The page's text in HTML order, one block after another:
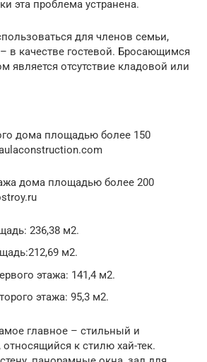
эта проблема устранена.
для членов семьи,
в качестве гостевой. Бросающимся
является отсутствие кладовой или
дома площадью более 150
дома площадью более 200
236,38 м2.
м2.
этажа: 141,4 м2.
этажа: 95,3 м2.
главное – стильный и
к стилю хай-тек.